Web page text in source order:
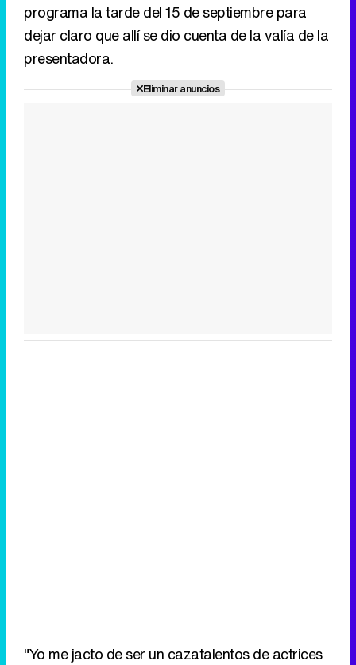
programa la tarde del 15 de septiembre para
dejar claro que allí se dio cuenta de la valía de la
presentadora.
Eliminar anuncios
"Yo me jacto de ser un cazatalentos de actrices